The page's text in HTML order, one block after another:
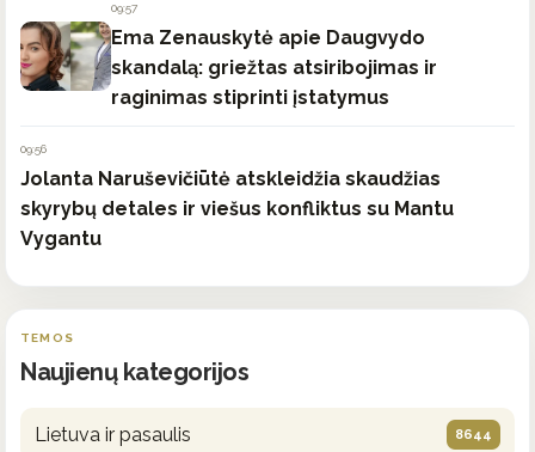
09:57
Ema Zenauskytė apie Daugvydo
skandalą: griežtas atsiribojimas ir
raginimas stiprinti įstatymus
09:56
Jolanta Naruševičiūtė atskleidžia skaudžias
skyrybų detales ir viešus konfliktus su Mantu
Vygantu
TEMOS
Naujienų kategorijos
Lietuva ir pasaulis 8644